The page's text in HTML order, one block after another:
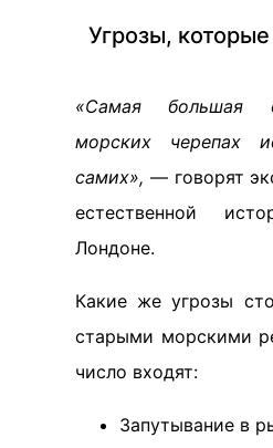
Угрозы,
«Самая большая
морских черепах
самих», — говорят
естественной
Лондоне.
Какие же угрозы
старыми морскими
число входят:
Запутывание в